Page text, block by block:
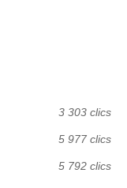
3 303 clics
5 977 clics
5 792 clics